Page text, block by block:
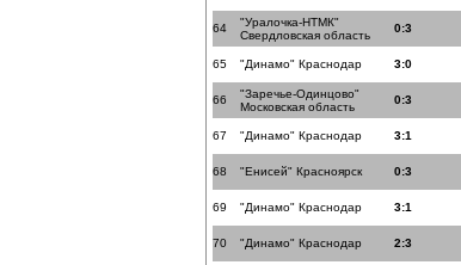
64
"Уралочка-НТМК"
Свердловская область
0:3
65 "Динамо" Краснодар 3:0
66
"Заречье-Одинцово"
Московская область
0:3
67 "Динамо" Краснодар 3:1
68 "Енисей" Красноярск 0:3
69 "Динамо" Краснодар 3:1
70 "Динамо" Краснодар 2:3